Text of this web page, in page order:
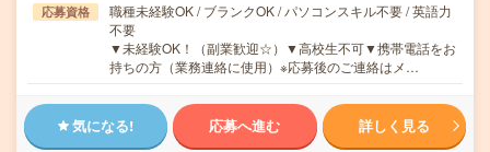
応募資格
職種未経験OK / ブランクOK / パソコンスキル不要 / 英語力
不要
▼未経験OK！（副業歓迎☆）▼高校生不可▼携帯電話をお
持ちの方（業務連絡に使用）※応募後のご連絡はメ…
気になる! 応募へ進む 詳しく見る